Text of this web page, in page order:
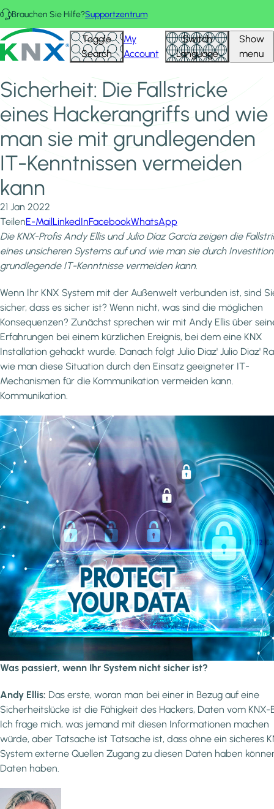
Direkt zum Inhalt
Brauchen Sie Hilfe?Supportzentrum
KNX - Homepage Toggle
Search
My
Account
Switch
Language
Show
menu
Startseite
Neuigkeiten und Einblicke
Sicherheit: Die Fallstricke eines Hackerangriffs und wie man
sie mit grundlegenden IT-Kenntnissen vermeiden kann
Sicherheit: Die Fallstricke
eines Hackerangriffs und wie
man sie mit grundlegenden
IT-Kenntnissen vermeiden
kann
21 Jan 2022
TeilenE-MailLinkedInFacebookWhatsApp
Die KNX-Profis Andy Ellis und Julio Díaz García zeigen die
eines unsicheren Systems auf und wie man sie durch
grundlegende IT-Kenntnisse vermeiden kann.
Wenn Ihr KNX System mit der Außenwelt verbunden ist, sind
sicher, dass es sicher ist? Wenn nicht, was sind die möglichen
Konsequenzen? Zunächst sprechen wir mit Andy Ellis über
Erfahrungen bei einem kürzlichen Ereignis, bei dem eine KNX
Installation gehackt wurde. Danach folgt Julio Diaz' Julio Diaz'
wie man diese Situation durch den Einsatz geeigneter IT-
Mechanismen für die Kommunikation vermeiden kann.
Kommunikation.
Was passiert, wenn Ihr System nicht sicher ist?
Andy Ellis: Das erste, woran man bei einer in Bezug auf eine
Sicherheitslücke ist die Fähigkeit des Hackers, Daten vom KNX-
Ich frage mich, was jemand mit diesen Informationen machen
würde, aber Tatsache ist Tatsache ist, dass ohne ein sicheres
System externe Quellen Zugang zu diesen Daten haben
Daten haben.